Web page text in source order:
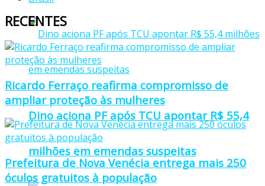
Dino aciona PF após TCU apontar R$ 55,4
milhões em emendas suspeitas
RECENTES
Ricardo Ferraço reafirma compromisso de
ampliar proteção às mulheres
Prefeitura de Nova Venécia entrega mais 250
óculos gratuitos à população